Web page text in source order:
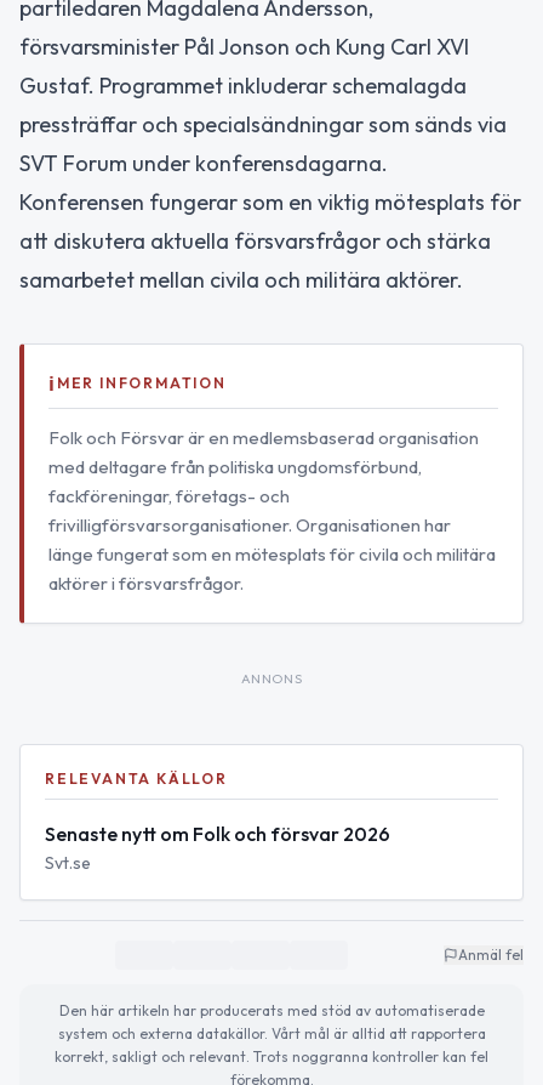
partiledaren Magdalena Andersson,
försvarsminister Pål Jonson och Kung Carl XVI
Gustaf. Programmet inkluderar schemalagda
pressträffar och specialsändningar som sänds via
SVT Forum under konferensdagarna.
Konferensen fungerar som en viktig mötesplats för
att diskutera aktuella försvarsfrågor och stärka
samarbetet mellan civila och militära aktörer.
MER INFORMATION
Folk och Försvar är en medlemsbaserad organisation
med deltagare från politiska ungdomsförbund,
fackföreningar, företags- och
frivilligförsvarsorganisationer. Organisationen har
länge fungerat som en mötesplats för civila och militära
aktörer i försvarsfrågor.
ANNONS
RELEVANTA KÄLLOR
Senaste nytt om Folk och försvar 2026
Svt.se
Anmäl fel
Den här artikeln har producerats med stöd av automatiserade
system och externa datakällor. Vårt mål är alltid att rapportera
korrekt, sakligt och relevant. Trots noggranna kontroller kan fel
förekomma.